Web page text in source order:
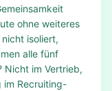
ohne weiteres
isoliert,
alle fünf
Nicht im Vertrieb,
im Recruiting-